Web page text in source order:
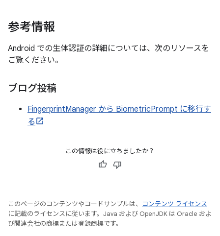
参考情報
Android での生体認証の詳細については、次のリソースを
ご覧ください。
ブログ投稿
FingerprintManager から BiometricPrompt に移行す
る
この情報は役に立ちましたか？
このページのコンテンツやコードサンプルは、
コンテンツ ライセンス
に記載のライセンスに従います。Java および OpenJDK は Oracle およ
び関連会社の商標または登録商標です。